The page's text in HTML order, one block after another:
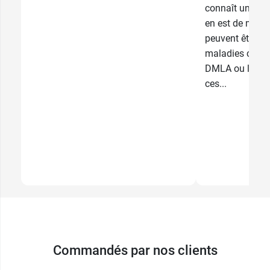
connaît un
en est de
peuvent être
maladies
DMLA ou la
ces...
Commandés par nos clients